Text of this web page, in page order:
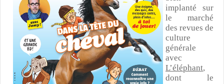
implanté sur
le marché
des revues de
culture
générale
avec
L’éléphant,
dont le